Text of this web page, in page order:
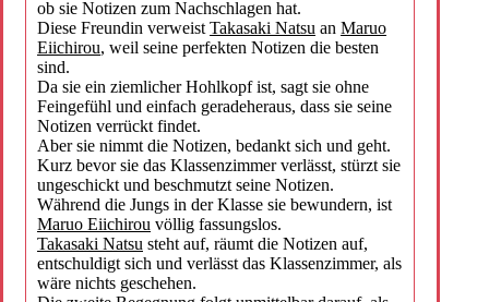
ob sie Notizen zum Nachschlagen hat.
Diese Freundin verweistTakasaki Natsu an Maruo
Eiichirou, weil seine perfekten Notizen die besten
sind.
Da sie ein ziemlicher Hohlkopf ist, sagt sie ohne
Feingefühl und einfach geradeheraus, dass sie seine
Notizen verrückt findet.
Aber sie nimmt die Notizen, bedankt sich und geht.
Kurz bevor sie das Klassenzimmer verlässt, stürzt sie
ungeschickt und beschmutzt seine Notizen.
Während die Jungs in der Klasse sie bewundern, ist
Maruo Eiichirou völlig fassungslos.
Takasaki Natsu steht auf, räumt die Notizen auf,
entschuldigt sich und verlässt das Klassenzimmer, als
wäre nichts geschehen.